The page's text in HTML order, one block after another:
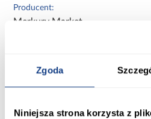
Zgoda
Niniejsza strona korzysta z
Producent:
Merkury Market
Ilość drzwi: